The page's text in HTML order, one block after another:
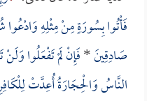
فَأْتُوا بِسُورَةٍ مِنْ مِثْلِهِ
صَادِقِينَ*فَإِنْ لَمْ تَفْعَلُوا وَلَنْ
النَّاسُ وَالْحِجَارَةُ أُعِدَّتْ